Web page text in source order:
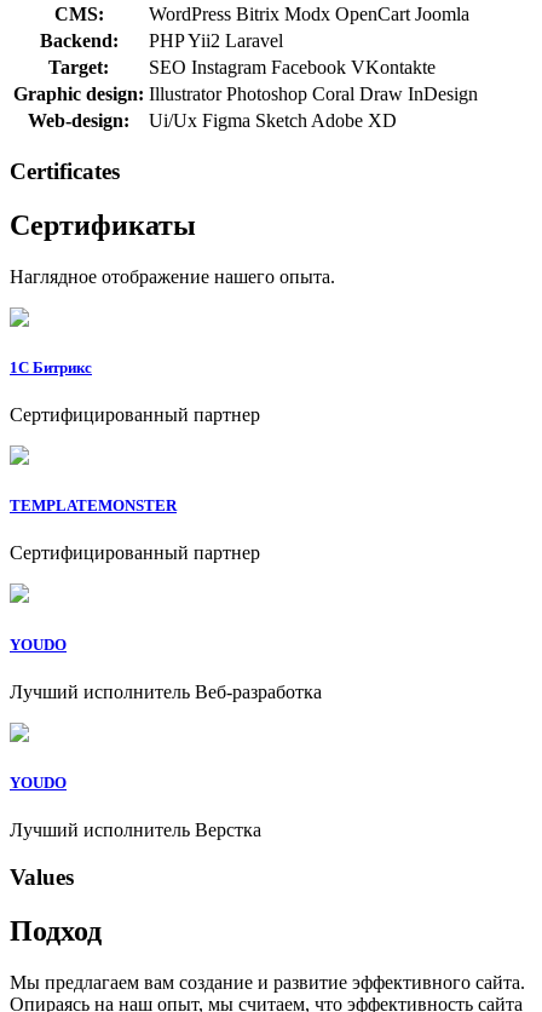
CMS:
WordPress Bitrix Modx OpenCart Joomla
Backend:
PHPYii2 Laravel
Target:
SEO Instagram Facebook VKontakte
Graphic design: Illustrator Photoshop Coral Draw InDesign
Web-design:
Ui/Ux Figma Sketch Adobe XD
Сertificates
Сертификаты
Наглядное отображение нашего опыта.
1C Битрикс
Сертифицированный партнер
TEMPLATEMONSTER
Сертифицированный партнер
YOUDO
Лучший исполнитель Веб-разработка
YOUDO
Лучший исполнитель Верстка
Values
Подход
Мы предлагаем вам создание и развитие эффективного сайта.
Опираясь на наш опыт, мы считаем, что эффективность сайта